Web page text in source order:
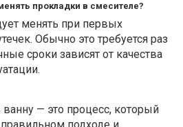
прокладки в смесителе?
менять при первых
Обычно это требуется раз
сроки зависят от качества
ванну — это процесс, который